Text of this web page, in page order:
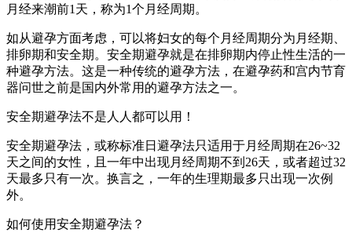
月经来潮前1天，称为1个月经周期。
如从避孕方面考虑，可以将妇女的每个月经周期分为月经期、
排卵期和安全期。安全期避孕就是在排卵期内停止性生活的一
种避孕方法。这是一种传统的避孕方法，在避孕药和宫内节育
器问世之前是国内外常用的避孕方法之一。
安全期避孕法不是人人都可以用！
安全期避孕法，或称标准日避孕法只适用于月经周期在26~32
天之间的女性，且一年中出现月经周期不到26天，或者超过32
天最多只有一次。换言之，一年的生理期最多只出现一次例
外。
如何使用安全期避孕法？